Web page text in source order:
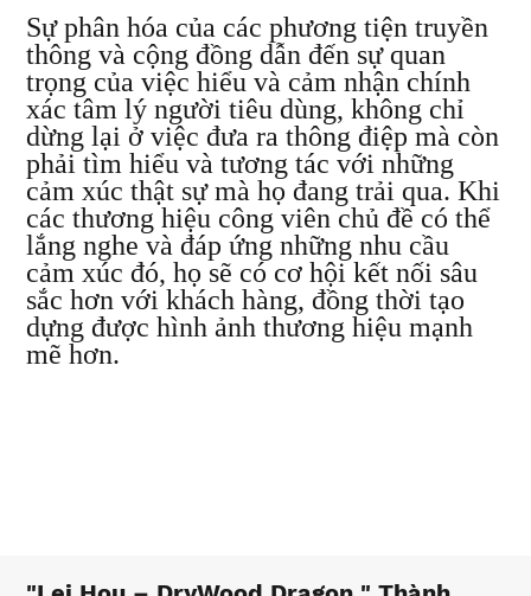
Sự phân hóa của các phương tiện truyền
thông và cộng đồng dẫn đến sự quan
trọng của việc hiểu và cảm nhận chính
xác tâm lý người tiêu dùng, không chỉ
dừng lại ở việc đưa ra thông điệp mà còn
phải tìm hiểu và tương tác với những
cảm xúc thật sự mà họ đang trải qua. Khi
các thương hiệu công viên chủ đề có thể
lắng nghe và đáp ứng những nhu cầu
cảm xúc đó, họ sẽ có cơ hội kết nối sâu
sắc hơn với khách hàng, đồng thời tạo
dựng được hình ảnh thương hiệu mạnh
mẽ hơn.